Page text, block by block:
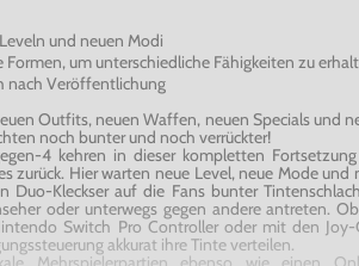
Leveln und neuen Modi
um unterschiedliche Fähigkeiten zu
nach Veröffentlichung
Outfits, neuen Waffen, neuen Specials und
noch bunter und noch verrückter!
4 kehren in dieser kompletten
zurück. Hier warten neue Level, neue Mode und
Duo-Kleckser auf die Fans bunter
oder unterwegs gegen andere antreten.
Switch Pro Controller oder mit den
akkurat ihre Tinte verteilen.